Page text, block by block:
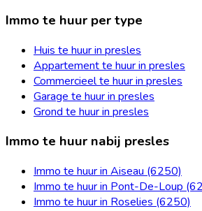
Immo te huur per type
Huis te huur in presles
Appartement te huur in presles
Commercieel te huur in presles
Garage te huur in presles
Grond te huur in presles
Immo te huur nabij presles
Immo te huur in Aiseau (6250)
Immo te huur in Pont-De-Loup
Immo te huur in Roselies (6250)